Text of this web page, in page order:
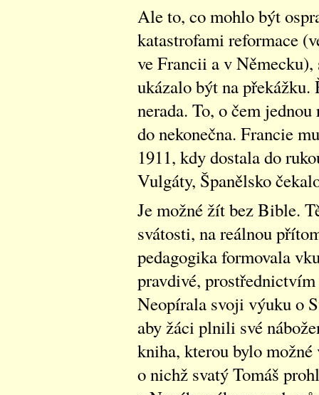
Ale to, co mohlo být
katastrofami reformace
ve Francii a v Německu),
ukázalo být na
nerada. To, o čem
do nekonečna. Francie
1911, kdy dostala do
Vulgáty, Španělsko
Je možné žít bez Bible.
svátosti, na reálnou
pedagogika formovala
pravdivé,
Neopírala svoji výuku o
aby žáci plnili své
kniha, kterou bylo
o nichž svatý Tomáš